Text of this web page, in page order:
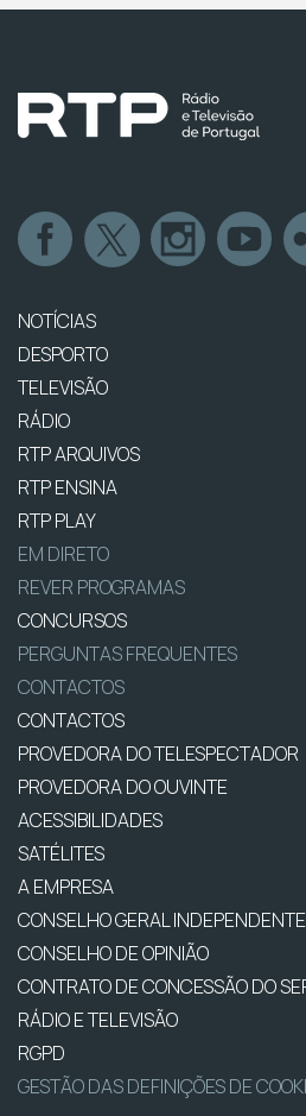
NOTÍCIAS
DESPORTO
TELEVISÃO
RÁDIO
RTP ARQUIVOS
RTP ENSINA
RTP PLAY
EM DIRETO
REVER PROGRAMAS
CONCURSOS
PERGUNTAS FREQUENTES
CONTACTOS
CONTACTOS
PROVEDORA DO TELESPECTADOR
PROVEDORA DO OUVINTE
ACESSIBILIDADES
SATÉLITES
A EMPRESA
CONSELHO GERAL INDEPENDENTE
CONSELHO DE OPINIÃO
CONTRATO DE CONCESSÃO DO
RÁDIO E TELEVISÃO
RGPD
GESTÃO DAS DEFINIÇÕES DE